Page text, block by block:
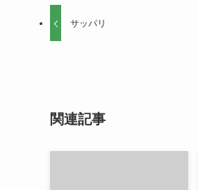
サッパリ
関連記事